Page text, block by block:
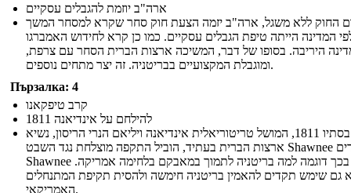
ארה"ב יוזמת להגבלים עסקיים
החוק ללא משגל, ארה"ב יזמה הצעת חוק סחר שקרא למסחר המשך
המדינה הייתה טיפת הגבלים עסקיים. כמו כן קרא לחידוש האמברגו
היריבה. בסופו של דבר, המשיכה ארצות הברית הסחר עם צרפת,
ומוגבלת המקצועיים בבריטניה. זה יצר מתחים נוספים.
Пързалка: 4
קרב טיפקאנו
להילחם על אינדיאנה 1811
בסתיו 1811, המושל טריטוריאלית אינדיאנה ויליאם הנרי הריסון, נשיא
ארצות הברית בעתיד, הוביל התקפה מוצלחת נגד השבט Shawnee הילידים.
Shawnee ראה בכך דוגמה למה בריטניה לתמוך במאבקם בלחימה אמריקה.
גם שימש תקדים להאמין בריטניה חימשה ולהסית תקיפת המתנחלים
האמריקאי.